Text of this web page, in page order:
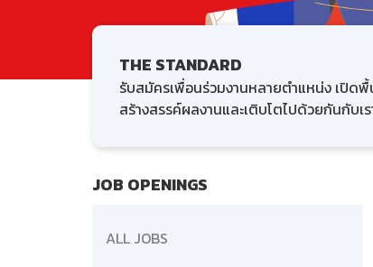
THE STANDARD
รับสมัครเพื่อนร่วมงานหลายตำแหน่ง เปิด
สร้างสรรค์ผลงานและเติบโตไปด้วยกันกับเร
JOB OPENINGS
ALL JOBS